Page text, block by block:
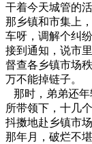
干着今天城管的
那乡镇和市集上
车呀，调解个纠
接到通知，说市
督查各乡镇市场
万不能掉链子。
那时，弟弟还年
所带领下，十几
抖擞地赴乡镇市
那年月，破烂不